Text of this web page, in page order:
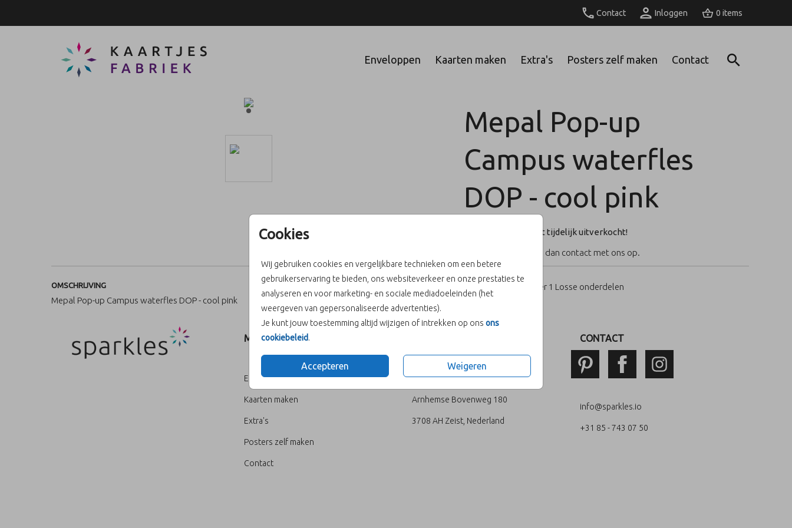
Contact Inloggen 0
Enveloppen Kaarten maken Extra's Posters zelf maken Contact
Cookies
Wij gebruiken cookies en vergelijkbare technieken om een betere
gebruikerservaring te bieden, ons websiteverkeer en onze prestaties te
analyseren en voor marketing- en sociale mediadoeleinden (het
weergeven van gepersonaliseerde advertenties).
Je kunt jouw toestemming altijd wijzigen of intrekken op ons ons
cookiebeleid.
Accepteren Weigeren
Mepal Pop-up
Campus waterfles
DOP - cool pink
Helaas is dit product tijdelijk uitverkocht!
Heb je vragen? Neem dan contact met ons op.
OMSCHRIJVING
Mepal Pop-up Campus waterfles DOP - cool pink
Prijs:€ 0,00 per 1 Losse onderdelen
MENU
Enveloppen
Kaarten maken
Extra's
Posters zelf maken
Contact
Sparkles
Arnhemse Bovenweg 180
3708 AH Zeist, Nederland
CONTACT
info@sparkles.io
+31 85 - 743 07 50